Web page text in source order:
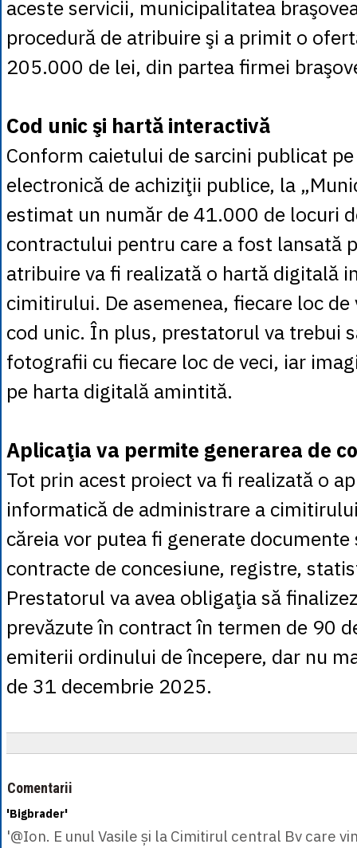
aceste servicii, municipalitatea
procedură de atribuire şi a primit o
205.000 de lei, din partea firmei
Cod unic şi hartă interactivă
Conform caietului de sarcini publicat
electronică de achiziţii publice, la
estimat un număr de 41.000 de locuri
contractului pentru care a fost lansată
atribuire va fi realizată o hartă digitală
cimitirului. De asemenea, fiecare loc de
cod unic. În plus, prestatorul va trebui
fotografii cu fiecare loc de veci, iar
pe harta digitală amintită.
Aplicaţia va permite generarea de
Tot prin acest proiect va fi realizată o
informatică de administrare a
căreia vor putea fi generate
contracte de concesiune, registre,
Prestatorul va avea obligaţia să
prevăzute în contract în termen de 90
emiterii ordinului de începere, dar nu
de 31 decembrie 2025.
Comentarii
'Bigbrader'
'@Ion. E unul Vasile și la Cimitirul central Bv care